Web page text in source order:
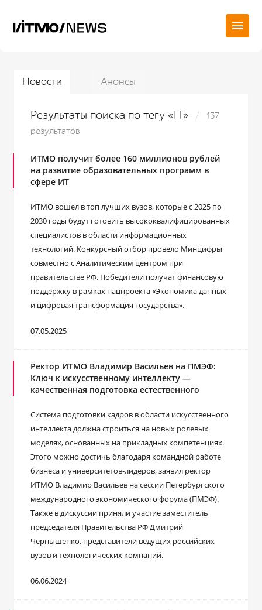
Новости Анонсы
Результаты поиска по тегу «IT»
137
результатов
ИТМО получит более 160 миллионов рублей
на развитие образовательных программ в
сфере ИТ
ИТМО вошел в топ лучших вузов, которые с 2025 по
2030 годы будут готовить высококвалифицированных
специалистов в области информационных
технологий. Конкурсный отбор провело Минцифры
совместно с Аналитическим центром при
правительстве РФ. Победители получат финансовую
поддержку в рамках нацпроекта «Экономика данных
и цифровая трансформация государства».
07.05.2025
Ректор ИТМО Владимир Васильев на ПМЭФ:
Ключ к искусственному интеллекту —
качественная подготовка естественного
Система подготовки кадров в области искусственного
интеллекта должна строиться на новых ролевых
моделях, основанных на прикладных компетенциях.
Этого можно достичь благодаря командной работе
бизнеса и университетов-лидеров, заявил ректор
ИТМО Владимир Васильев на сессии Петербургского
международного экономического форума (ПМЭФ).
Также в дискуссии приняли участие заместитель
председателя Правительства РФ Дмитрий
Чернышенко, представители ведущих российских
вузов и технологических компаний.
06.06.2024